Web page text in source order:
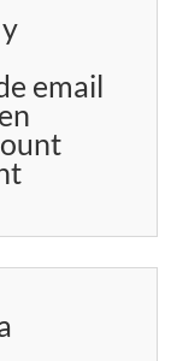
email